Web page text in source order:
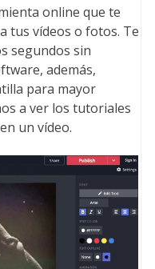
online que te
tus vídeos o fotos. Te
segundos sin
además,
para mayor
a ver los tutoriales
un vídeo.